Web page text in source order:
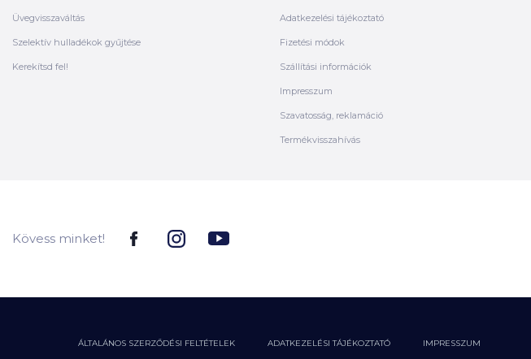
Üvegvisszaváltás
Szelektív hulladékok gyűjtése
Kerekítsd fel!
Adatkezelési tájékoztató
Fizetési módok
Szállítási információk
Impresszum
Szavatosság, reklamáció
Termékvisszahívás
Kövess minket!
ÁLTALÁNOS SZERZŐDÉSI FELTÉTELEK ADATKEZELÉSI TÁJÉKOZTATÓ IMPRESSZUM